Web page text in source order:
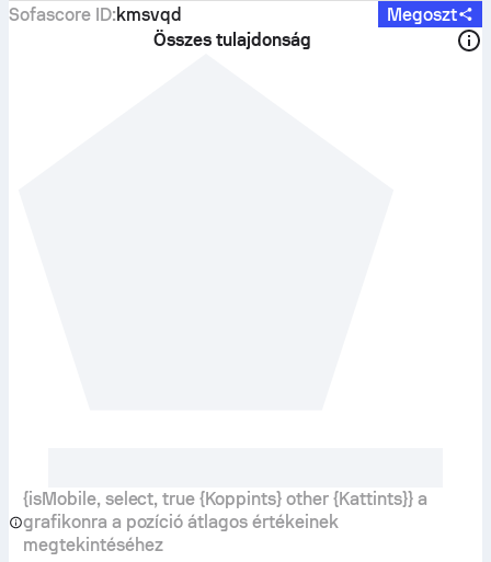
Sofascore ID:kmsvqd
Megoszt
Összes tulajdonság
{isMobile, select, true {Koppints} other {Kattints}} a
grafikonra a pozíció átlagos értékeinek
megtekintéséhez